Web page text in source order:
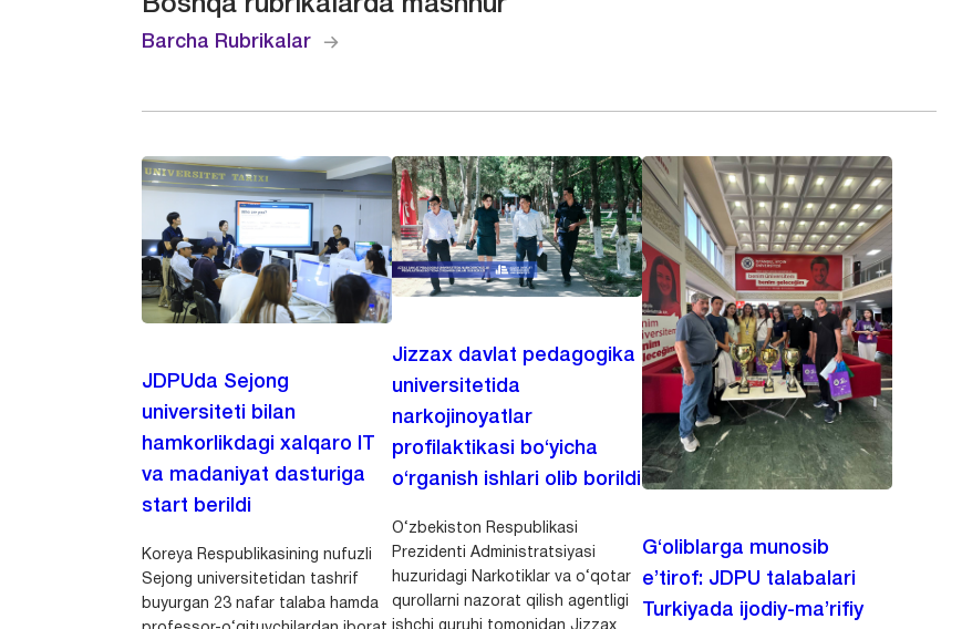
Boshqa rubrikalarda mashhur
Barcha Rubrikalar
JDPUda Sejong
universiteti bilan
hamkorlikdagi xalqaro IT
va madaniyat dasturiga
start berildi
Koreya Respublikasining nufuzli
Sejong universitetidan tashrif
buyurgan 23 nafar talaba hamda
Jizzax davlat pedagogika
universitetida
narkojinoyatlar
profilaktikasi bo‘yicha
o‘rganish ishlari olib borildi
O‘zbekiston Respublikasi
Prezidenti Administratsiyasi
huzuridagi Narkotiklar va o‘qotar
qurollarni nazorat qilish agentligi
G‘oliblarga munosib
e’tirof: JDPU talabalari
Turkiyada ijodiy-ma’rifiy